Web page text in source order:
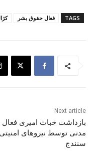
TAGS فعال حقوق بشر
Next article
بازداشت خبات امیری فعال
مدنی توسط نیروهای
سنندج